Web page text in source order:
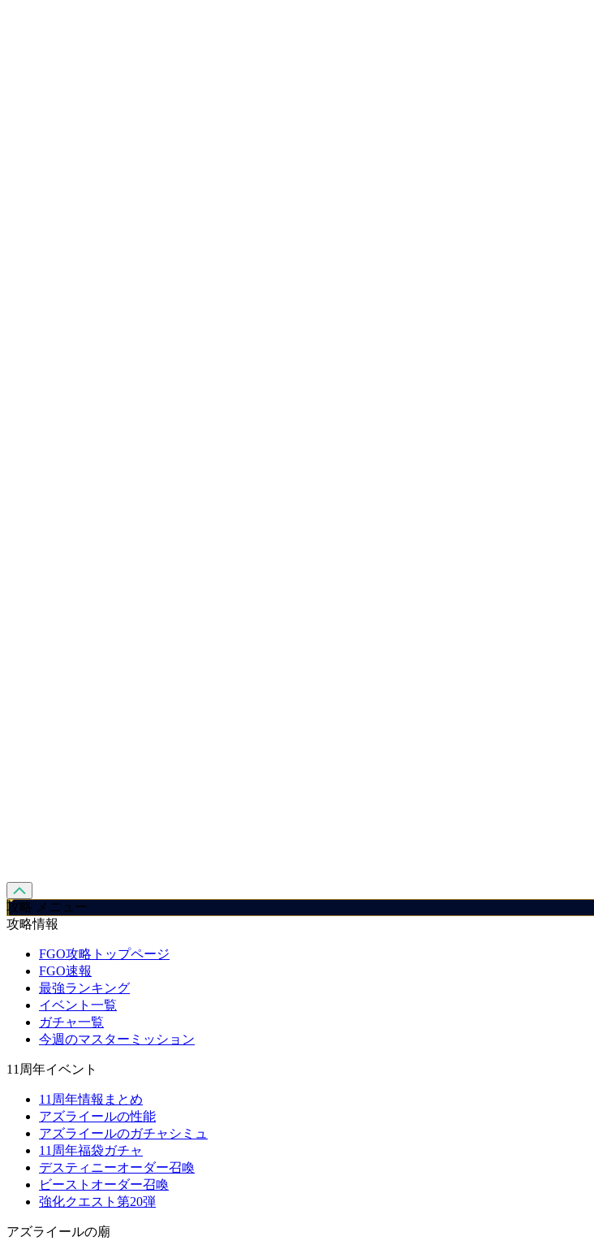
攻略 メニュー
攻略情報
FGO攻略トップページ
FGO速報
最強ランキング
イベント一覧
ガチャ一覧
今週のマスターミッション
11周年イベント
11周年情報まとめ
アズライールの性能
アズライールのガチャシミュ
11周年福袋ガチャ
デスティニーオーダー召喚
ビーストオーダー召喚
強化クエスト第20弾
アズライールの廟